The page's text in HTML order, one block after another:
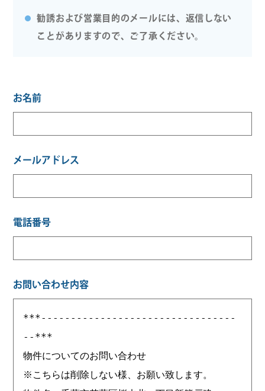
勧誘および営業目的のメールには、返信しない
ことがありますので、ご了承ください。
お名前
メールアドレス
電話番号
お問い合わせ内容